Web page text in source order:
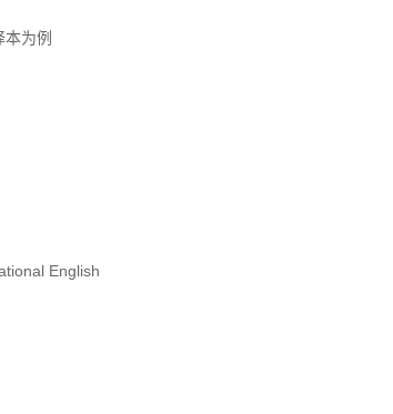
为例
English